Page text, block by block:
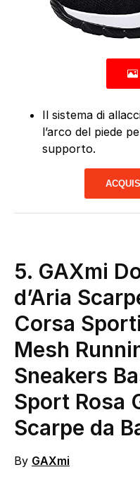
Il sistema di
l’arco del piede
supporto.
5. GAXmi
d’Aria
Corsa
Mesh
Sneakers
Sport Rosa
Scarpe da
By GAXmi